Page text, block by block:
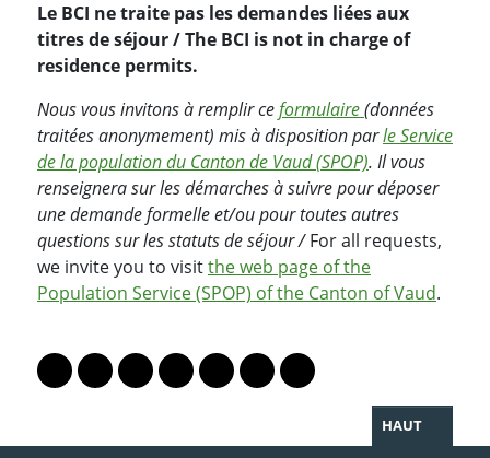
Le BCI ne traite pas les demandes liées aux
titres de séjour / The BCI is not in charge of
residence permits.
Nous vous invitons à remplir ceformulaire(données
traitées anonymement) mis à disposition parle Service
de la population du Canton de Vaud (SPOP). Il vous
renseignera sur les démarches à suivre pour déposer
une demande formelle et/ou pour toutes autres
questions sur les statuts de séjour /For all requests,
we invite you to visitthe web page of the
Population Service (SPOP) of the Canton of Vaud.
Lien vers le profil Mastodon
Lien vers le profil Bluesky
Lien vers le profil Instagram
Lien vers le profil Linkedin
Lien vers le profil Facebook
Lien vers le profil Twitter
Partager par WhatsApp
HAUT